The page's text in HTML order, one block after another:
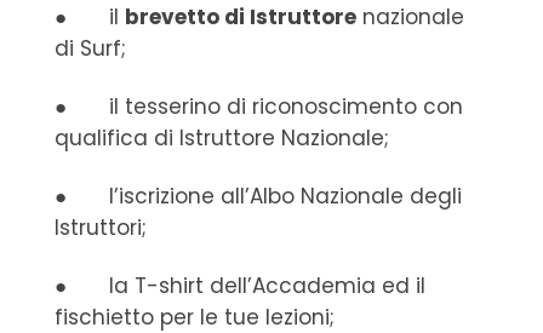
● il brevetto di Istruttorenazionale
di Surf;
● il tesserino di riconoscimento con
qualifica di Istruttore Nazionale;
● l’iscrizione all’Albo Nazionale degli
Istruttori;
● la T-shirt dell’Accademia ed il
fischietto per le tue lezioni;